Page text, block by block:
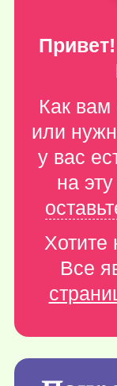
Как вам
или
у вас
на
Хотите
Все